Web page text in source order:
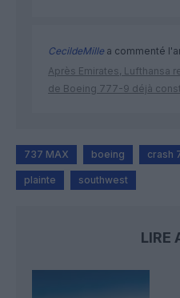
CecildeMillea commenté
Après Emirates, Lufthansa
de Boeing 777-9 déjà
737 MAX boeing crash
plainte southwest
LIRE